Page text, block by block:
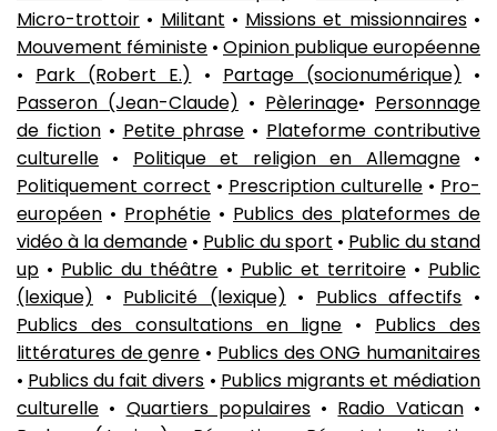
Micro-trottoir • Militant • Missions et missionnaires•
Mouvement féministe • Opinion publique européenne
• Park (Robert E.) • Partage (socionumérique) •
Passeron (Jean-Claude) • Pèlerinage• Personnage
de fiction• Petite phrase • Plateforme contributive
culturelle • Politique et religion en Allemagne•
Politiquement correct • Prescription culturelle • Pro-
européen • Prophétie • Publics des plateformes de
vidéo à la demande • Public du sport • Public du stand
up • Public du théâtre • Public et territoire• Public
(lexique) • Publicité (lexique) • Publics affectifs •
Publics des consultations en ligne • Publics des
littératures de genre • Publics des ONG humanitaires
• Publics du fait divers • Publics migrants et médiation
culturelle • Quartiers populaires• Radio Vatican•